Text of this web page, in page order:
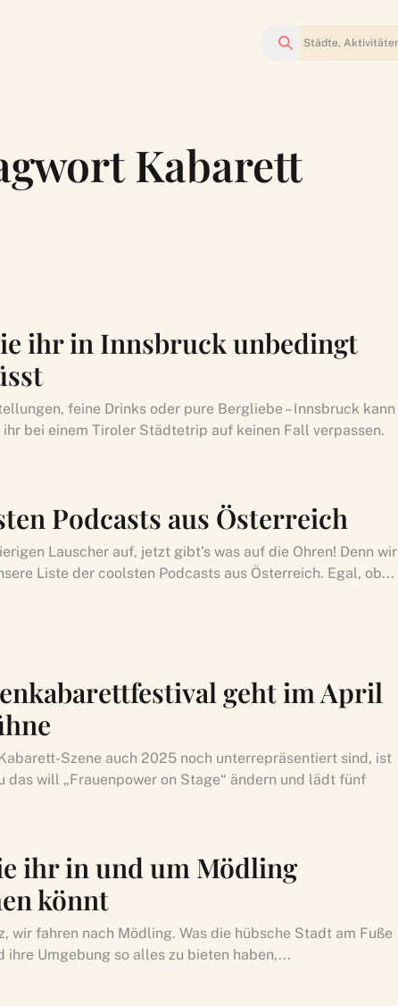
Suchen
Kabarett
ihr in Innsbruck unbedingt
feine Drinks oder pure Bergliebe – Innsbruck kann
ihr bei einem Tiroler Städtetrip auf keinen Fall verpassen.
Podcasts aus Österreich
Lauscher auf, jetzt gibt’s was auf die Ohren! Denn wir
Liste der coolsten Podcasts aus Österreich. Egal, ob...
geht im April
Szene auch 2025 noch unterrepräsentiert sind, ist
das will „Frauenpower on Stage“ ändern und lädt fünf
ihr in und um Mödling
könnt
wir fahren nach Mödling. Was die hübsche Stadt am Fuße
ihre Umgebung so alles zu bieten haben,...